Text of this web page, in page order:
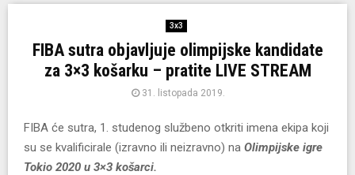
3x3
FIBA sutra objavljuje olimpijske kandidate
za 3×3 košarku – pratite LIVE STREAM
31. listopada 2019.
FIBA će sutra, 1. studenog službeno otkriti imena ekipa koji
su se kvalificirale (izravno ili neizravno) na Olimpijske igre
Tokio 2020 u 3×3 košarci.